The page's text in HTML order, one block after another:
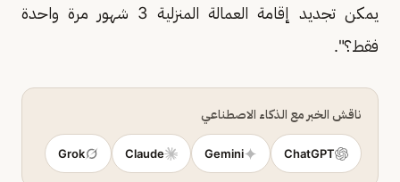
يمكن تجديد إقامة العمالة المنزلية 3 شهور مرة واحدة
فقط؟".
ناقش الخبر مع الذكاء الاصطناعي
ChatGPT
Gemini
Claude
Grok